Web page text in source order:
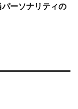
ーソナリティの